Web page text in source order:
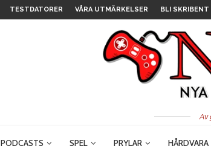
TESTDATORER VÅRA UTMÄRKELSER BLI SKRIBENT
Av
PODCASTS SPEL PRYLAR HÅRDVARA